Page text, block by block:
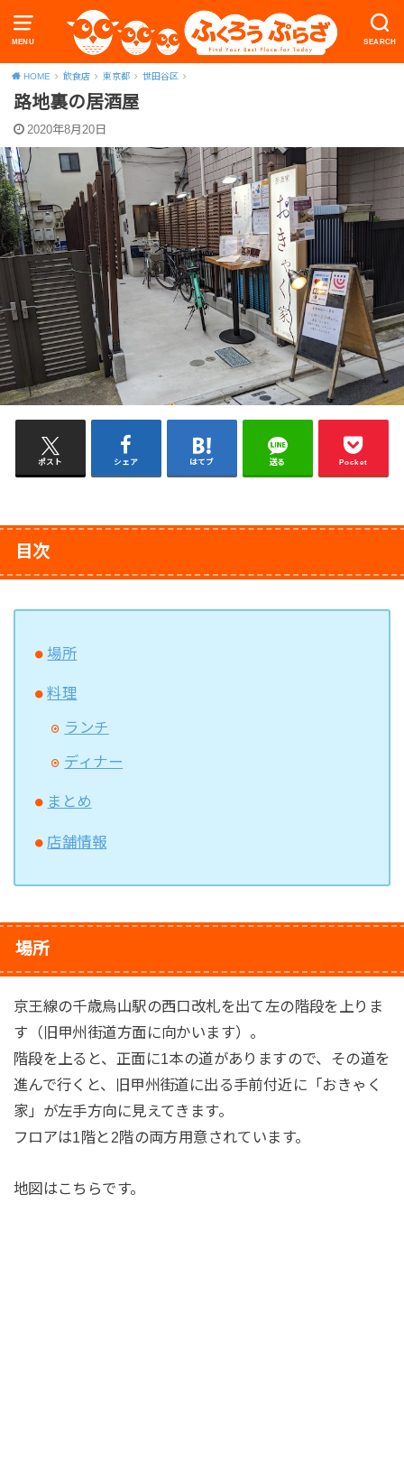
MENU SEARCH
HOME 飲食店 東京都 世田谷区
路地裏の居酒屋
2020年8月20日
ポスト シェア はてブ 送る Pocket
目次
場所
料理
ランチ
ディナー
まとめ
店舗情報
場所
京王線の千歳烏山駅の西口改札を出て左の階段を上りま
す（旧甲州街道方面に向かいます）。
階段を上ると、正面に1本の道がありますので、その道を
進んで行くと、旧甲州街道に出る手前付近に「おきゃく
家」が左手方向に見えてきます。
フロアは1階と2階の両方用意されています。
地図はこちらです。